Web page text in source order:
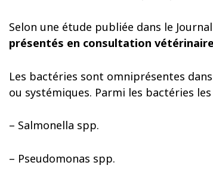
Selon une étude publiée dans le
présentés en consultation
Les bactéries sont omniprésentes
ou systémiques. Parmi les bactéries
– Salmonella spp.
– Pseudomonas spp.